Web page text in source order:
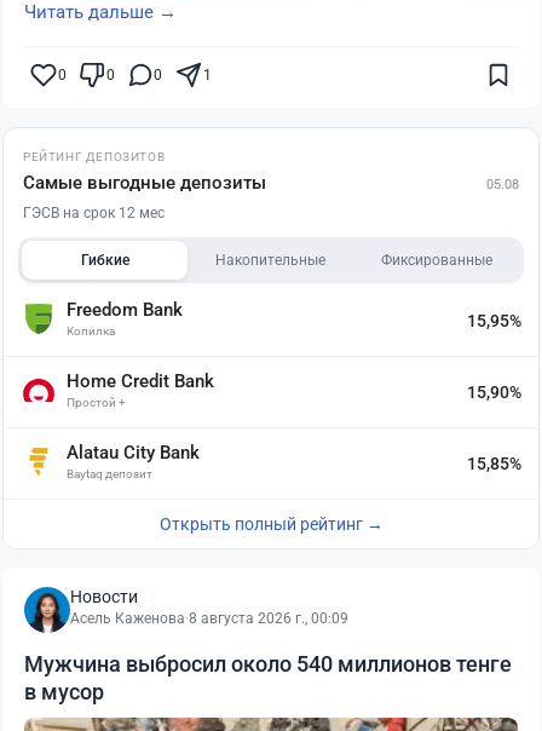
Читать дальше →
0 0 0 1
РЕЙТИНГ ДЕПОЗИТОВ
Самые выгодные депозиты 05.08
ГЭСВ на срок 12 мес
Гибкие Накопительные Фиксированные
Freedom Bank
Копилка
15,95%
Home Credit Bank
Простой +
15,90%
Alatau City Bank
Baytaq депозит
15,85%
Открыть полный рейтинг →
Новости
Асель Каженова·8 августа 2026 г., 00:09
Мужчина выбросил около 540 миллионов тенге
в мусор